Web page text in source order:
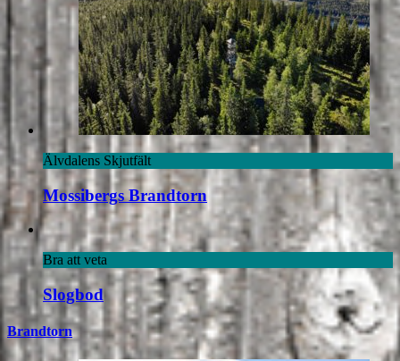
Älvdalens Skjutfält
Mossibergs Brandtorn
Bra att veta
Slogbod
Brandtorn